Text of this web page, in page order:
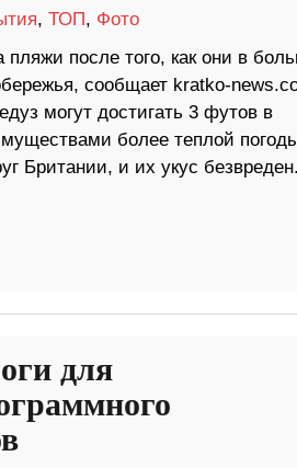
, ТОП, Фото
после того, как они в
сообщает kratko-
могут достигать 3 футов в
более теплой
Британии, и их укус безвреден.
для